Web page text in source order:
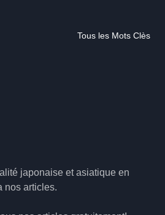
japonaise et asiatique en
nos articles.
Tous les Mots Clès